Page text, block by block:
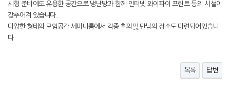
시헝 준비에도 유용한 공간으로 냉난방과 함께 인터넷 와이파이 프린트 등의 시설이
갖추어져 있습니다.
다양한 형태의 모임공간 세미나룸에서 각종 회의및 만남의 장소도 마련되어있습니
다
목록 답변